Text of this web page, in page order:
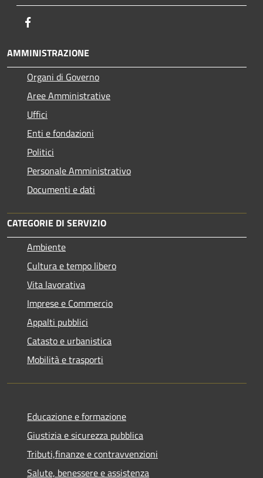
AMMINISTRAZIONE
Organi di Governo
Aree Amministrative
Uffici
Enti e fondazioni
Politici
Personale Amministrativo
Documenti e dati
CATEGORIE DI SERVIZIO
Ambiente
Cultura e tempo libero
Vita lavorativa
Imprese e Commercio
Appalti pubblici
Catasto e urbanistica
Mobilità e trasporti
Educazione e formazione
Giustizia e sicurezza pubblica
Tributi,finanze e contravvenzioni
Salute, benessere e assistenza